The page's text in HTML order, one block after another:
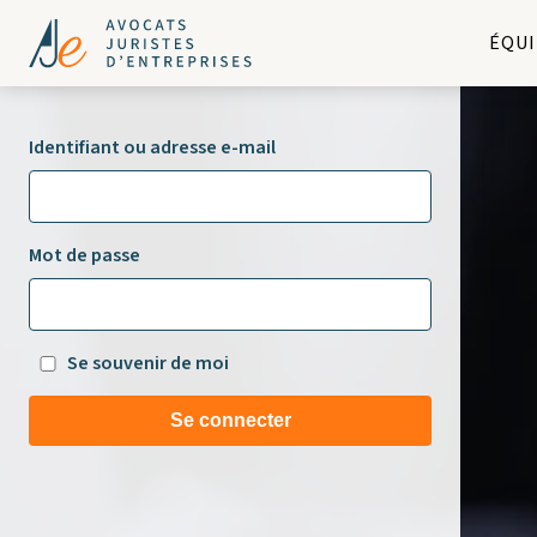
Identifiant ou adresse e-mail
Mot de passe
Se souvenir de moi